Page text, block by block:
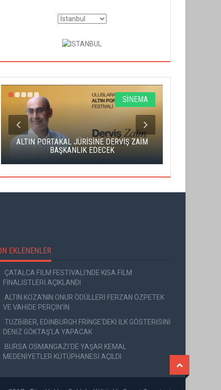
SİNEMA
ALTIN PORTAKAL JÜRİSİNE DERVİŞ ZAİM
BAŞKANLIK EDECEK
EKLENENLER
ÇATALCA FİLM FESTİVALİ'NDE KISA FİLM
FİNALİSTLERİ AÇIKLANDI
ALTIN KOZA'NIN ONUR ÖDÜLLERİ FERZAN ÖZPETEK
VE VAHİDE PERÇİN'İN
TUZBİBER, EDİNBURGH FRİNGE'DEKİ İLK GÖSTERİSİNİ
DENİZ GÖKTAŞ'LA YAPACAK
BURSA OSMANGAZİ'DE YAŞAR KEMAL
MEDENİYETLER KÜTÜPHANESİ AÇILDI